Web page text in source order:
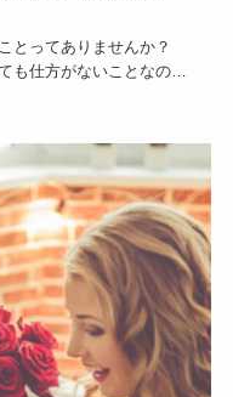
とってありませんか？
も仕方がないことなの